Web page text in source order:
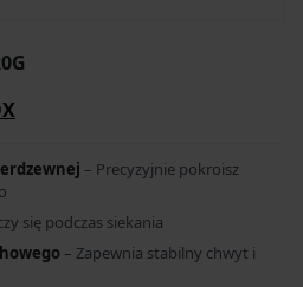
– Precyzyjnie pokroisz
się podczas siekania
– Zapewnia stabilny chwyt i